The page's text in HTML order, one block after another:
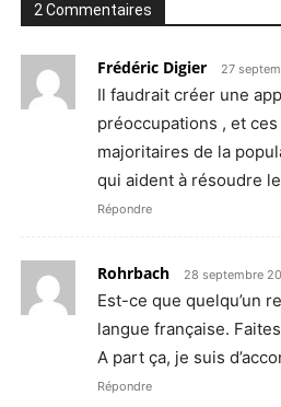
2 Commentaires
Frédéric Digier 27
Il faudrait créer une
préoccupations , et
majoritaires de la
qui aident à résoudre
Répondre
Rohrbach 28 septembre
Est-ce que quelqu’un
langue française.
A part ça, je suis
Répondre